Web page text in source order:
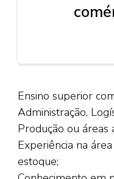
Ensino superior
Administração,
Produção ou áreas
Experiência na
estoque;